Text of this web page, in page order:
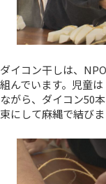
ダイコン干しは、
組んでいます。児童
ながら、ダイコン50
束にして麻縄で結びま